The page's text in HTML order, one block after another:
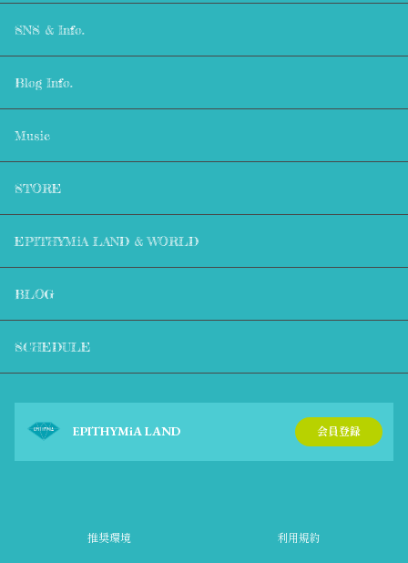
SNS & Info.
Blog Info.
Music
STORE
EPITHYMiA LAND & WORLD
BLOG
SCHEDULE
EPITHYMiA LAND 会員登録
推奨環境 利用規約